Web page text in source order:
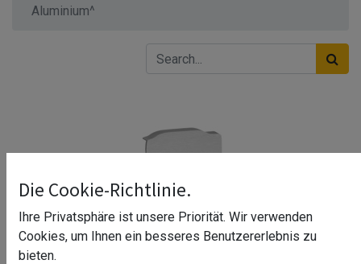
Aluminium^
Die Cookie-Richtlinie.
Ihre Privatsphäre ist unsere Priorität. Wir verwenden
Cookies, um Ihnen ein besseres Benutzererlebnis zu
bieten.